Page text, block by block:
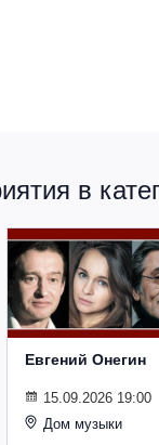
в
Евгений Онегин
15.09.2026 19:00
Дом музыки